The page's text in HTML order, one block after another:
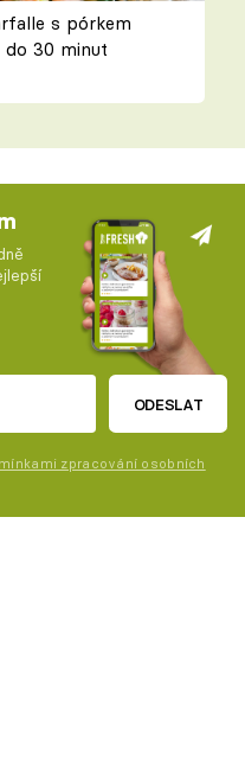
s pórkem
do 30 minut
ODESLAT
zpracování osobních